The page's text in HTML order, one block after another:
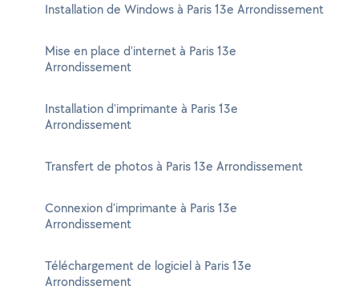
Installation de Windows à Paris 13e Arrondissement
Mise en place d'internet à Paris 13e
Arrondissement
Installation d'imprimante à Paris 13e
Arrondissement
Transfert de photos à Paris 13e Arrondissement
Connexion d'imprimante à Paris 13e
Arrondissement
Téléchargement de logiciel à Paris 13e
Arrondissement